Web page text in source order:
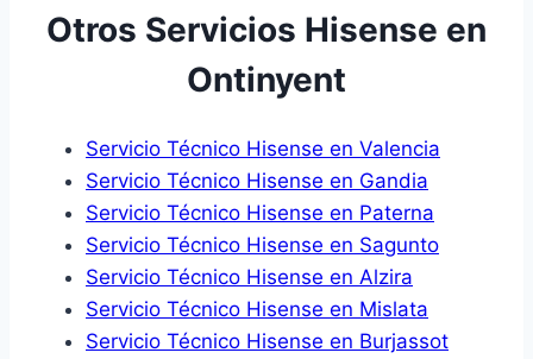
Otros Servicios Hisense en
Ontinyent
Servicio Técnico Hisense en Valencia
Servicio Técnico Hisense en Gandia
Servicio Técnico Hisense en Paterna
Servicio Técnico Hisense en Sagunto
Servicio Técnico Hisense en Alzira
Servicio Técnico Hisense en Mislata
Servicio Técnico Hisense en Burjassot